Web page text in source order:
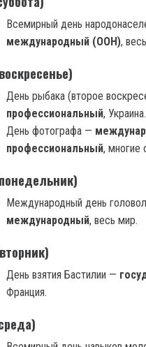
Всемирный день
международный (ООН),
День рыбака (второе
профессиональный, Украина.
День фотографа —
профессиональный, многие
Международный день
международный, весь мир.
День взятия Бастилии —
Франция.